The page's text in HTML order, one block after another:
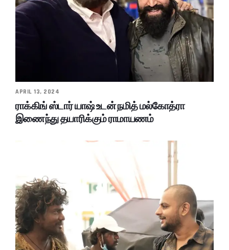
APRIL 13, 2024
ராக்கிங் ஸ்டார் யாஷ் உடன் நமித் மல்கோத்ரா
இணைந்து தயாரிக்கும் ராமாயணம்